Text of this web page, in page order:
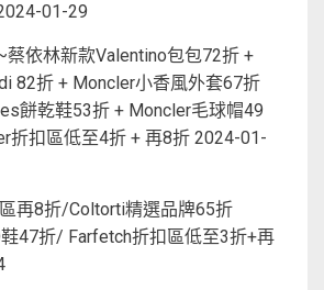
01-29
依林新款Valentino包包72折 +
82折 + Moncler小香風外套67折
餅乾鞋53折 + Moncler毛球帽49
折扣區低至4折 + 再8折 2024-01-
再8折/Coltorti精選品牌65折
47折/ Farfetch折扣區低至3折+再